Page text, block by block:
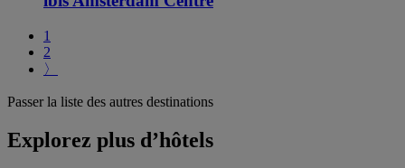
1
2
〉
Passer la liste des autres destinations
Explorez plus d’hôtels